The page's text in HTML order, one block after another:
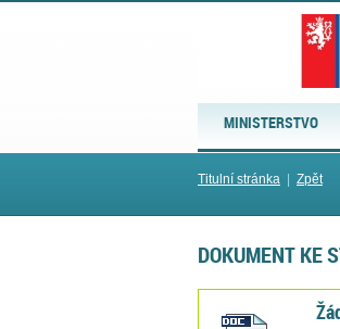
MINISTERSTVO
Titulní stránka Zpět
DOKUMENT KE